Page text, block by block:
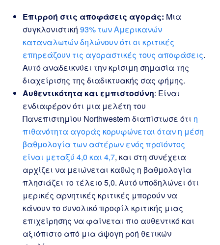
Επιρροή στις αποφάσεις αγοράς: Μια
συγκλονιστική 93% των Αμερικανών
καταναλωτών δηλώνουν ότι οι κριτικές
επηρεάζουν τις αγοραστικές τους αποφάσεις.
Αυτό αναδεικνύει την κρίσιμη σημασία της
διαχείρισης της διαδικτυακής σας φήμης.
Αυθεντικότητα και εμπιστοσύνη: Είναι
ενδιαφέρον ότι μια μελέτη του
Πανεπιστημίου Northwestern διαπίστωσε ότι η
πιθανότητα αγοράς κορυφώνεται όταν η μέση
βαθμολογία των αστέρων ενός προϊόντος
είναι μεταξύ 4,0 και 4,7, και στη συνέχεια
αρχίζει να μειώνεται καθώς η βαθμολογία
πλησιάζει το τέλειο 5,0. Αυτό υποδηλώνει ότι
μερικές αρνητικές κριτικές μπορούν να
κάνουν το συνολικό προφίλ κριτικής μιας
επιχείρησης να φαίνεται πιο αυθεντικό και
αξιόπιστο από μια άψογη ροή θετικών